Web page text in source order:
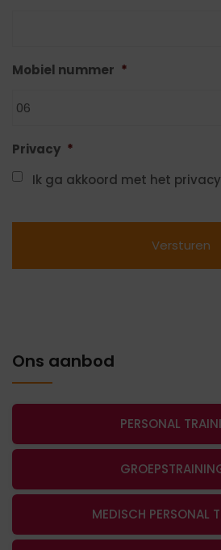
Mobiel nummer *
Privacy *
Ik ga akkoord met het
Ons aanbod
PERSONAL
MEDISCH PERSONAL